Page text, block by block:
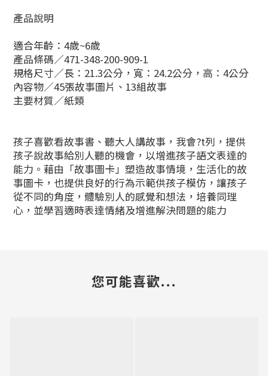
產品說明
適合年齡：4歲~6歲
產品條碼／471-348-200-909-1
規格尺寸／長：21.3公分，寬：24.2公分，高：4公分
內容物／45張故事圖片、13組故事
主要材質／紙類
孩子喜歡看故事書、聽大人講故事，我會?t列，提供
孩子說故事給別人聽的機會，以增進孩子語文表達的
能力。藉由「故事圖卡」塑造故事情境，生活化的故
事圖卡，也提供良好的行為示範供孩子模仿，讓孩子
從不同的角度，體驗別人的感覺和想法，培養同理
心，並學習適時表達情緒及增進解決問題的能力
您可能喜歡...